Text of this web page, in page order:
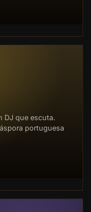
DJ que escuta.
portuguesa